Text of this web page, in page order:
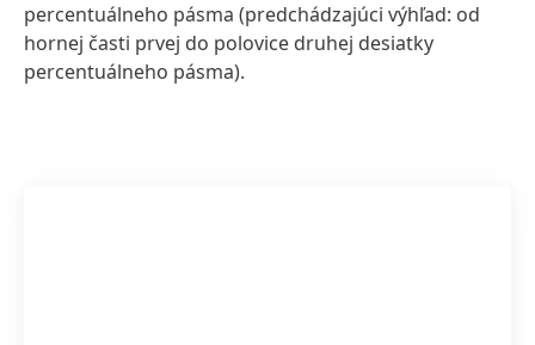
percentuálneho pásma (predchádzajúci výhľad: od
hornej časti prvej do polovice druhej desiatky
percentuálneho pásma).